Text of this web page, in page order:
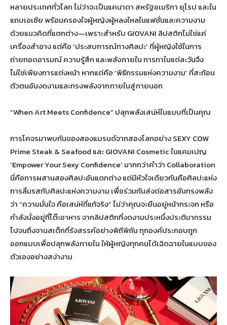
หลายประเทศทั่วโลก ไม่ว่าจะเป็นแคนาดา สหรัฐอเมริกา ยุโรป และใน
แถบเอเชีย พร้อมครองใจผู้หญิงผู้หลงใหลในแฟชั่นและความงาม
ด้วยแนวคิดที่แตกต่าง—เพราะสำหรับ GIOVANI ลิปสติกไม่ใช่แค่
เครื่องสำอาง แต่คือ ‘ประสบการณ์ทางศิลปะ’ ที่ผู้หญิงใช้ในการ
ถ่ายทอดอารมณ์ ความรู้สึก และพลังภายใน การทาในแต่ละวันจึง
ไม่ใช่เพียงการแต่งหน้า หากแต่คือ ‘พิธีกรรมแห่งความงาม’ ที่สะท้อน
ตัวตนอันงดงามและทรงพลังจากภายในสู่ภายนอก
“When Art Meets Confidence” ปลุกพลังเสน่ห์ในแบบที่เป็นคุณ
การโคจรมาพบกันของสองแบรนด์จากสองโลกอย่าง SEXY COW
Prime Steak & Seafood และ GIOVANI Cosmetic ในแคมเปญ
‘Empower Your Sexy Confidence’ มากกว่าคำว่า Collaboration
นี่คือการผสานสองศิลปะอันแตกต่าง แต่มีหัวใจเดียวกันคือศิลปะแห่ง
การลิ้มรสกับศิลปะแห่งความงาม เพื่อร่วมกันส่งต่อสารอันทรงพลัง
ว่า “ความมั่นใจ คือเสน่ห์ที่แท้จริง” ไม่ว่าคุณจะยืนอยู่หน้ากระจก หรือ
กำลังนั่งอยู่ที่โต๊ะอาหาร จากลิปสติกที่งดงามประหนึ่งประติมากรรม
ไปจนถึงจานสเต็กที่รังสรรค์อย่างพิถีพิถัน ทุกองค์ประกอบถูก
ออกแบบเพื่อปลุกพลังภายใน ให้ผู้หญิงทุกคนได้เฉิดฉายในแบบของ
ตัวเองอย่างสง่างาม